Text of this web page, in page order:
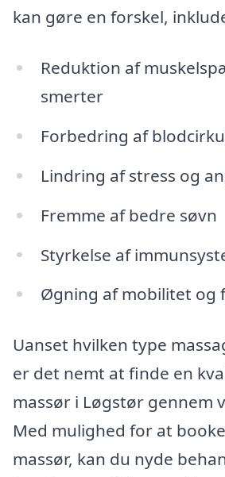
kan gøre en forskel,
Reduktion af
smerter
Forbedring af
Lindring af stress og
Fremme af bedre søvn
Styrkelse af
Øgning af mobilitet og
Uanset hvilken type
er det nemt at finde en
massør i Løgstør gennem
Med mulighed for at
massør, kan du nyde